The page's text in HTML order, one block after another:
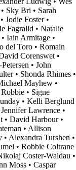
• Sky Bri • Sarah
• Jodie Foster•
Fagralid • Natalie
• Iain Armitage •
del Toro • Romain
Corenswet •
• John
• Shonda Rhimes •
Mayhew •
• Signe
• Kelli Berglund
Jennifer Lawrence •
• David Harbour•
• Allison
• Alexandra Turshen •
• Robbie Coltrane
Coster-Waldau •
Moss • Caspar